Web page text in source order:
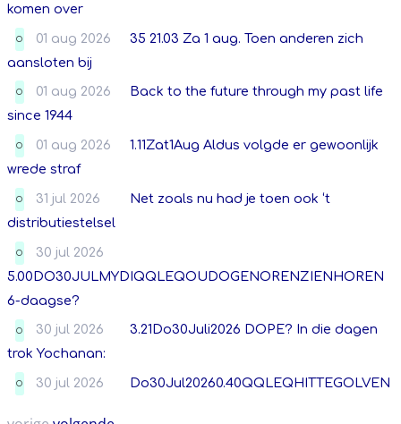
komen over
O 01 aug 2026
35 21.03 Za 1 aug. Toen anderen zich
aansloten bij
O 01 aug 2026
Back to the future through my past life
since 1944
O 01 aug 2026
1.11Zat1Aug Aldus volgde er gewoonlijk
wrede straf
O 31 jul 2026
Net zoals nu had je toen ook ‘t
distributiestelsel
O
30 jul 2026
5.00DO30JULMYDIQQLEQOUDOGENORENZIENHOREN
6-daagse?
O 30 jul 2026
3.21Do30Juli2026 DOPE? In die dagen
trok Yochanan:
O 30 jul 2026 Do30Jul20260.40QQLEQHITTEGOLVEN